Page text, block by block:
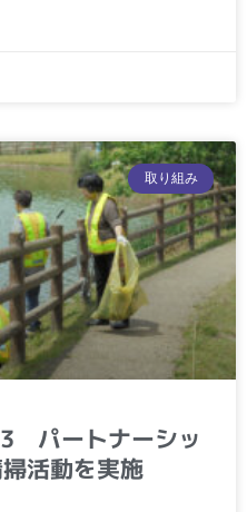
取り組み
パートナーシッ
活動を実施